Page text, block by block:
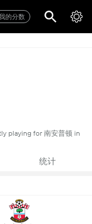
的分数
playing for 南安普顿 in
统计